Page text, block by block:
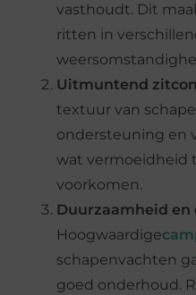
vasthoudt. Dit
ritten in
Uitmuntend
textuur van
ondersteuning en
wat vermoeidheid
voorkomen.
Duurzaamheid en
Hoogwaardige
schapenvachten
goed onderhoud.